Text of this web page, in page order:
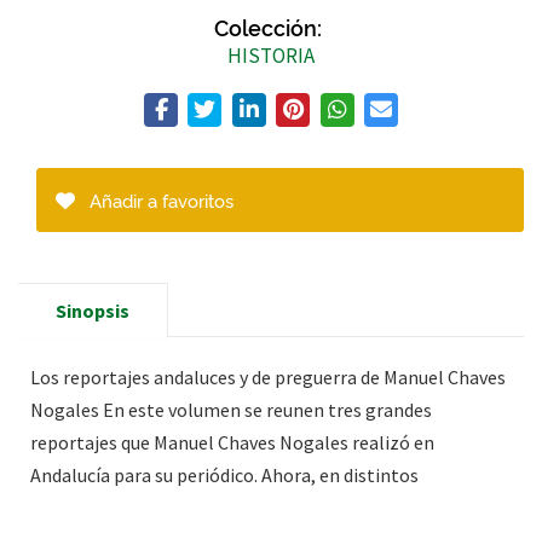
Colección:
HISTORIA
Añadir a favoritos
Sinopsis
Los reportajes andaluces y de preguerra de Manuel Chaves
Nogales En este volumen se reunen tres grandes
reportajes que Manuel Chaves Nogales realizó en
Andalucía para su periódico. Ahora, en distintos